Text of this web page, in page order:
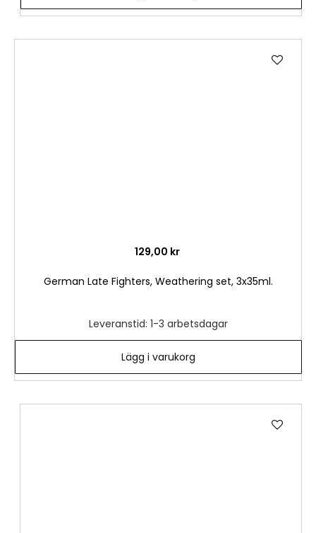
129,00 kr
German Late Fighters, Weathering set, 3x35ml.
Leveranstid: 1-3 arbetsdagar
Lägg i varukorg